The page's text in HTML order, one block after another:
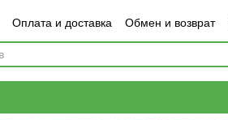
Оплата и доставка Обмен и возврат